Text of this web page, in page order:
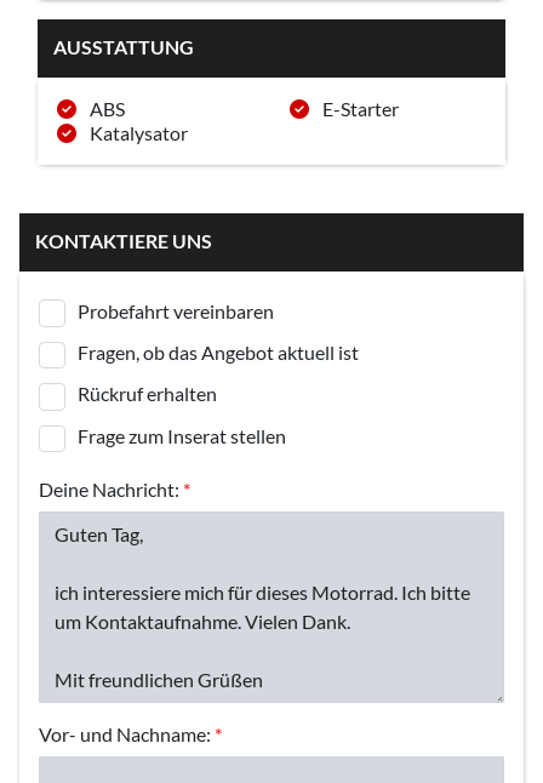
AUSSTATTUNG
ABS
E-Starter
Katalysator
KONTAKTIERE UNS
Probefahrt vereinbaren
Fragen, ob das Angebot aktuell ist
Rückruf erhalten
Frage zum Inserat stellen
Deine Nachricht: *
Vor- und Nachname: *